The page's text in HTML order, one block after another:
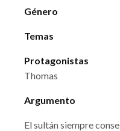
Género
Temas
Protagonistas
Thomas
Argumento
El sultán siempre